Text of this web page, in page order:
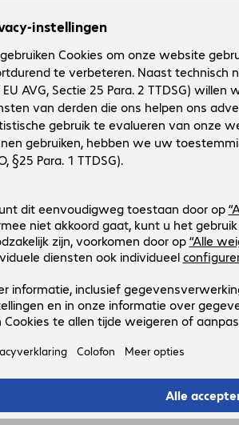
Canon 046
Productnr.:
4163446
Fabrikant-
Uitvoering Europa
Producttype:Toner
Canon 046
Productnr.:
4163443
Producttype
Aanbieder:Origineel
Magenta